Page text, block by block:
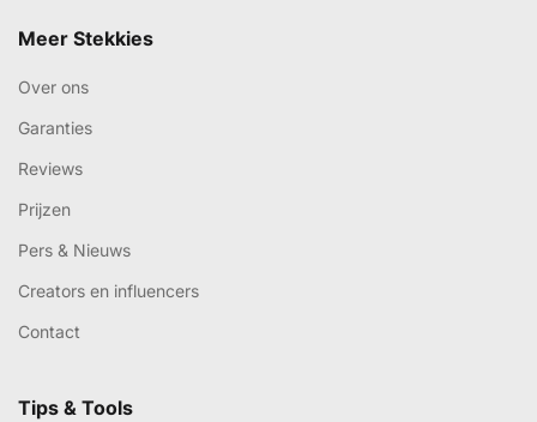
Meer Stekkies
Over ons
Garanties
Reviews
Prijzen
Pers & Nieuws
Creators en influencers
Contact
Tips & Tools